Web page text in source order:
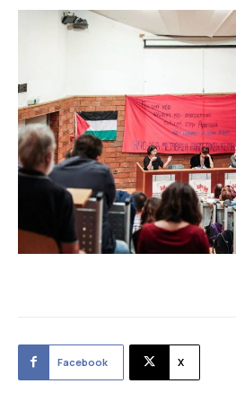
Facebook X